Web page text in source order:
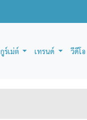
กูร์เม่ต์ เทรนด์ วีดีโอ